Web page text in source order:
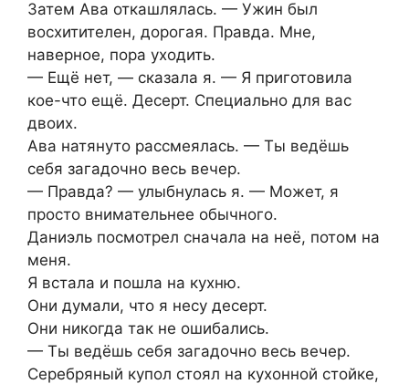
Затем Ава откашлялась. — Ужин был
восхитителен, дорогая. Правда. Мне,
наверное, пора уходить.
— Ещё нет, — сказала я. — Я приготовила
кое-что ещё. Десерт. Специально для вас
двоих.
Ава натянуто рассмеялась. — Ты ведёшь
себя загадочно весь вечер.
— Правда? — улыбнулась я. — Может, я
просто внимательнее обычного.
Даниэль посмотрел сначала на неё, потом на
меня.
Я встала и пошла на кухню.
Они думали, что я несу десерт.
Они никогда так не ошибались.
— Ты ведёшь себя загадочно весь вечер.
Серебряный купол стоял на кухонной стойке,